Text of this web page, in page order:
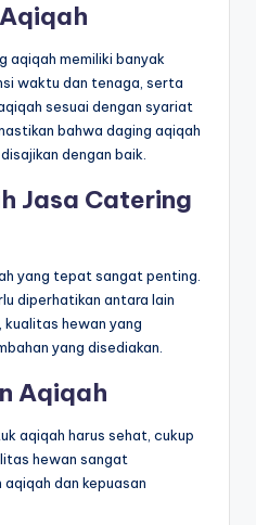
aqiqah memiliki banyak
waktu dan tenaga, serta
sesuai dengan syariat
bahwa daging aqiqah
dengan baik.
Jasa Catering
yang tepat sangat penting.
diperhatikan antara lain
hewan yang
yang disediakan.
Aqiqah
aqiqah harus sehat, cukup
hewan sangat
dan kepuasan